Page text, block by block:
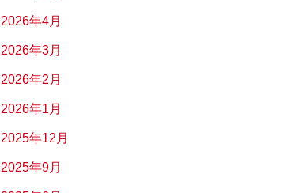
2026年4月
2026年3月
2026年2月
2026年1月
2025年12月
2025年9月